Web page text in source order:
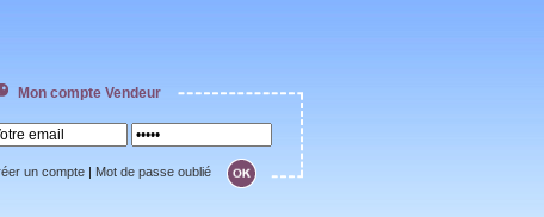
Mon compte Vendeur
un compte Mot de passe oublié